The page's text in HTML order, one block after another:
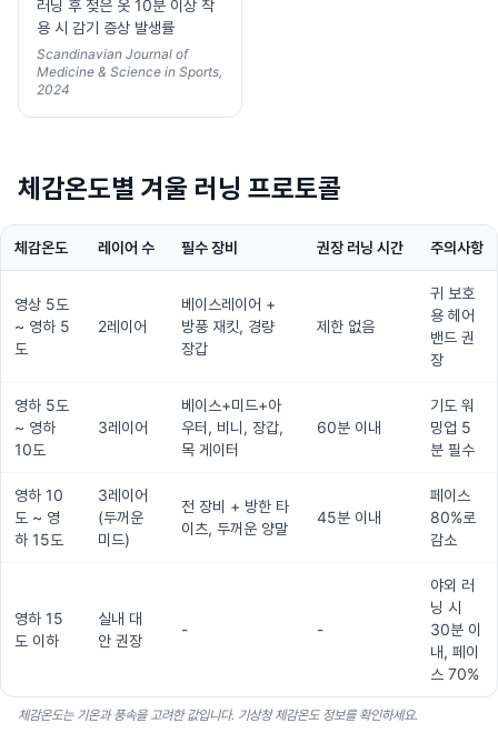
러닝 후 젖은 옷 10분 이상 착
용 시 감기 증상 발생률
Scandinavian Journal of
Medicine & Science in Sports,
2024
체감온도별 겨울 러닝 프로토콜
체감온도 레이어 수 필수 장비 권장 러닝 시간 주의사항
영상 5도
~ 영하 5
도
2레이어
베이스레이어 +
방풍 재킷, 경량
장갑
제한 없음
귀 보호
용 헤어
밴드 권
장
영하 5도
~ 영하
10도
3레이어
베이스+미드+아
우터, 비니, 장갑,
목 게이터
60분 이내
기도 워
밍업 5
분 필수
영하 10
도 ~ 영
하 15도
3레이어
(두꺼운
미드)
전 장비 + 방한 타
이츠, 두꺼운 양말
45분 이내
페이스
80%로
감소
영하 15
도 이하
실내 대
안 권장
- -
야외 러
닝 시
30분 이
내, 페이
스 70%
체감온도는 기온과 풍속을 고려한 값입니다. 기상청 체감온도 정보를 확인하세요.